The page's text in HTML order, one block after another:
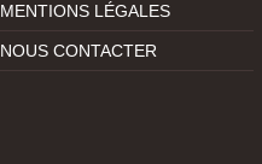
MENTIONS LÉGALES
NOUS CONTACTER